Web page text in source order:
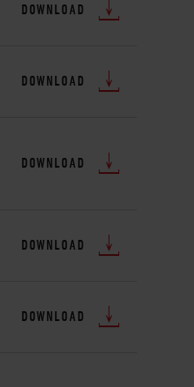
DOWNLOAD
DOWNLOAD
DOWNLOAD
DOWNLOAD
DOWNLOAD